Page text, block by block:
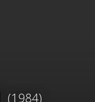
(1984)